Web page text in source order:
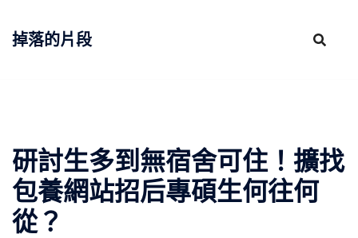
掉落的片段
研討生多到無宿舍可住！擴找
包養網站招后專碩生何往何
從？